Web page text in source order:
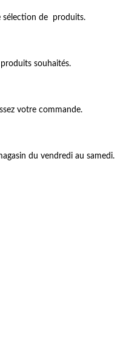
sélection de produits.
souhaités.
votre commande.
du vendredi au samedi.